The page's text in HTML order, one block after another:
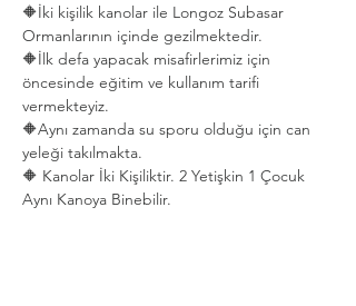
🔶İki kişilik kanolar ile Longoz Subasar
Ormanlarının içinde gezilmektedir.
🔶İlk defa yapacak misafirlerimiz için
öncesinde eğitim ve kullanım tarifi
vermekteyiz.
🔶Aynı zamanda su sporu olduğu için can
yeleği takılmakta.
🔶 Kanolar İki Kişiliktir. 2 Yetişkin 1 Çocuk
Aynı Kanoya Binebilir.